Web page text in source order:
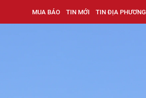
MUA BÁO TIN MỚI TIN ĐỊA PHƯƠNG